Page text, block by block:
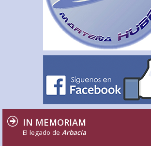
IN MEMORIAM
El legado de Arbacia